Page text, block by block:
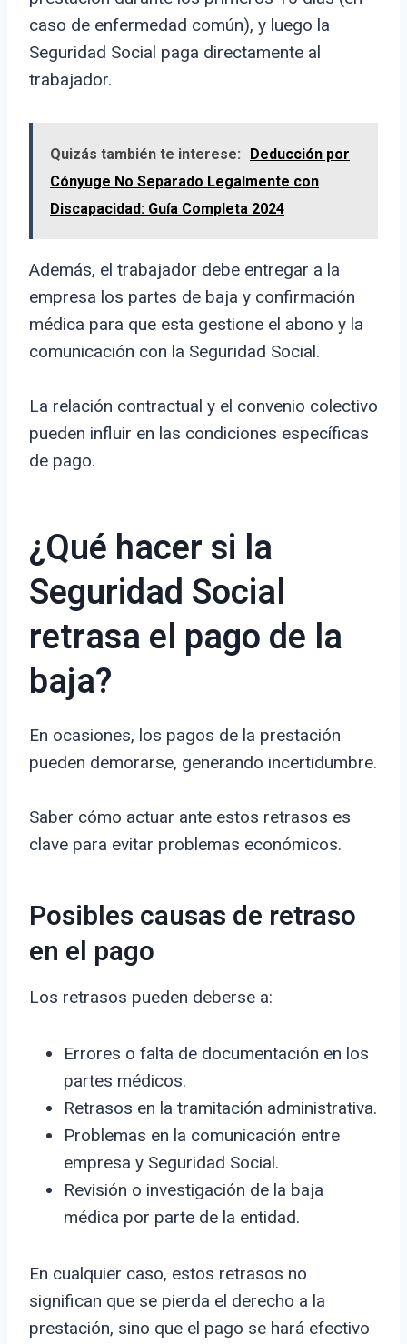
caso de enfermedad común), y luego la
Seguridad Social paga directamente al
trabajador.
Quizás también te interese:
Deducción por
Cónyuge No Separado Legalmente con
Discapacidad: Guía Completa 2024
Además, el trabajador debe entregar a la
empresa los partes de baja y confirmación
médica para que esta gestione el abono y la
comunicación con la Seguridad Social.
La relación contractual y el convenio colectivo
pueden influir en las condiciones específicas
de pago.
¿Qué hacer si la
Seguridad Social
retrasa el pago de la
baja?
En ocasiones, los pagos de la prestación
pueden demorarse, generando incertidumbre.
Saber cómo actuar ante estos retrasos es
clave para evitar problemas económicos.
Posibles causas de retraso
en el pago
Los retrasos pueden deberse a:
Errores o falta de documentación en los
partes médicos.
Retrasos en la tramitación administrativa.
Problemas en la comunicación entre
empresa y Seguridad Social.
Revisión o investigación de la baja
médica por parte de la entidad.
En cualquier caso, estos retrasos no
significan que se pierda el derecho a la
prestación, sino que el pago se hará efectivo